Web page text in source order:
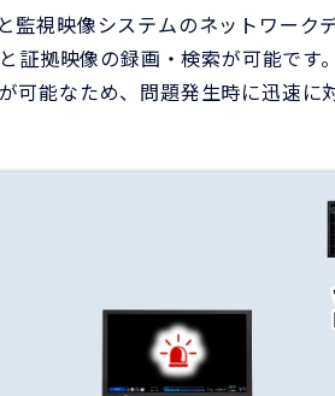
視映像システムのネットワーク
証拠映像の録画・検索が可能です
能なため、問題発生時に迅速に